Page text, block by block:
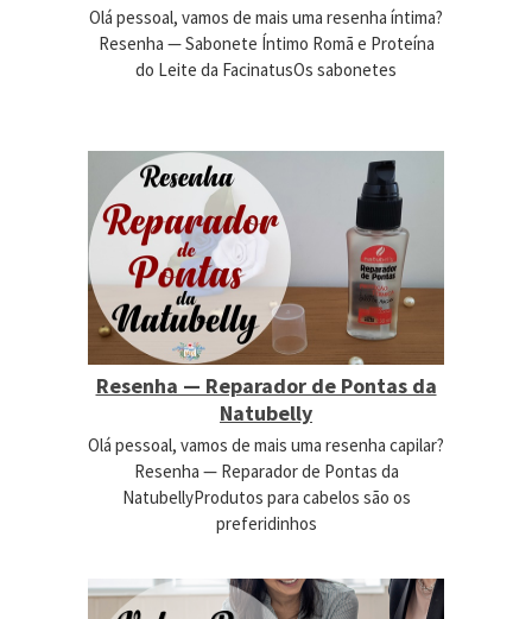
Olá pessoal, vamos de mais uma resenha íntima?
Resenha — Sabonete Íntimo Romã e Proteína
do Leite da FacinatusOs sabonetes
Resenha — Reparador de Pontas da
Natubelly
Olá pessoal, vamos de mais uma resenha capilar?
Resenha — Reparador de Pontas da
NatubellyProdutos para cabelos são os
preferidinhos